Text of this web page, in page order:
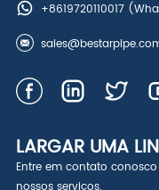
+8619720110017
LARGAR UMA
Entre em contato